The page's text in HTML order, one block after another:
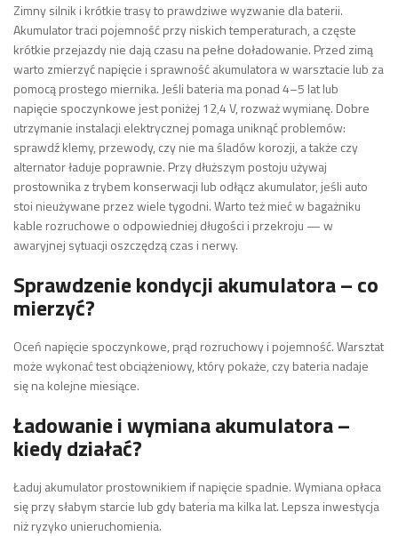
Zimny silnik i krótkie trasy to prawdziwe wyzwanie dla baterii.
Akumulator traci pojemność przy niskich temperaturach, a częste
krótkie przejazdy nie dają czasu na pełne doładowanie. Przed zimą
warto zmierzyć napięcie i sprawność akumulatora w warsztacie lub za
pomocą prostego miernika. Jeśli bateria ma ponad 4–5 lat lub
napięcie spoczynkowe jest poniżej 12,4 V, rozważ wymianę. Dobre
utrzymanie instalacji elektrycznej pomaga uniknąć problemów:
sprawdź klemy, przewody, czy nie ma śladów korozji, a także czy
alternator ładuje poprawnie. Przy dłuższym postoju używaj
prostownika z trybem konserwacji lub odłącz akumulator, jeśli auto
stoi nieużywane przez wiele tygodni. Warto też mieć w bagażniku
kable rozruchowe o odpowiedniej długości i przekroju — w
awaryjnej sytuacji oszczędzą czas i nerwy.
Sprawdzenie kondycji akumulatora – co
mierzyć?
Oceń napięcie spoczynkowe, prąd rozruchowy i pojemność. Warsztat
może wykonać test obciążeniowy, który pokaże, czy bateria nadaje
się na kolejne miesiące.
Ładowanie i wymiana akumulatora –
kiedy działać?
Ładuj akumulator prostownikiem if napięcie spadnie. Wymiana opłaca
się przy słabym starcie lub gdy bateria ma kilka lat. Lepsza inwestycja
niż ryzyko unieruchomienia.